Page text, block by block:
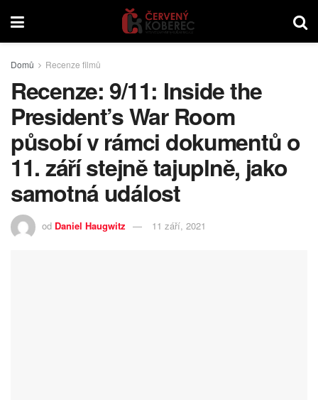
Domů Recenze filmů
Recenze: 9/11: Inside the
President’s War Room
působí v rámci dokumentů o
11. září stejně tajuplně, jako
samotná událost
od Daniel Haugwitz 11 září, 2021